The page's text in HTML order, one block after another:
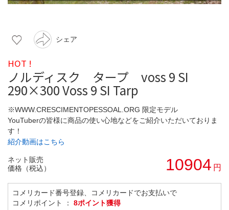
シェア
HOT !
ノルディスク タープ voss 9 SI
290×300 Voss 9 SI Tarp
※WWW.CRESCIMENTOPESSOAL.ORG 限定モデル
YouTuberの皆様に商品の使い心地などをご紹介いただいておりま
す！
紹介動画はこちら
ネット販売
価格（税込）
10904 円
コメリカード番号登録、コメリカードでお支払いで
コメリポイント ： 8ポイント獲得